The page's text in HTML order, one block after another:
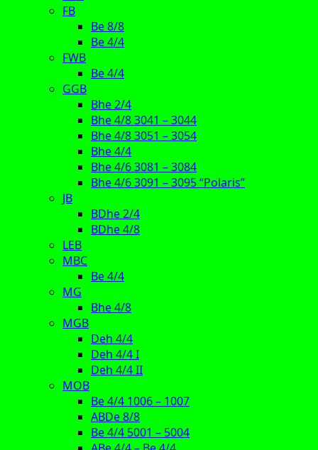
FB
Be 8/8
Be 4/4
FWB
Be 4/4
GGB
Bhe 2/4
Bhe 4/8 3041 – 3044
Bhe 4/8 3051 – 3054
Bhe 4/4
Bhe 4/6 3081 – 3084
Bhe 4/6 3091 – 3095 “Polaris”
JB
BDhe 2/4
BDhe 4/8
LEB
MBC
Be 4/4
MG
Bhe 4/8
MGB
Deh 4/4
Deh 4/4 I
Deh 4/4 II
MOB
Be 4/4 1006 – 1007
ABDe 8/8
Be 4/4 5001 – 5004